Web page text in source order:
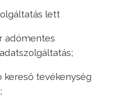
lett
adómentes
kereső tevékenység